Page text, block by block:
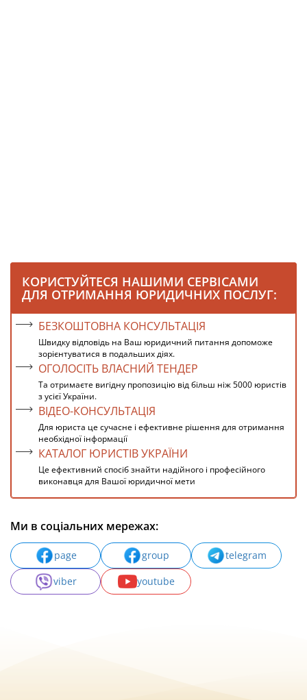
КОРИСТУЙТЕСЯ НАШИМИ СЕРВІСАМИ
ДЛЯ ОТРИМАННЯ ЮРИДИЧНИХ ПОСЛУГ:
БЕЗКОШТОВНА КОНСУЛЬТАЦІЯ
Швидку відповідь на Ваш юридичний питання допоможе
зорієнтуватися в подальших діях.
ОГОЛОСІТЬ ВЛАСНИЙ ТЕНДЕР
Та отримаєте вигідну пропозицію від більш ніж 5000 юристів
з усієї України.
ВІДЕО-КОНСУЛЬТАЦІЯ
Для юриста це сучасне і ефективне рішення для отримання
необхідної інформації
КАТАЛОГ ЮРИСТІВ УКРАЇНИ
Це ефективний спосіб знайти надійного і професійного
виконавця для Вашої юридичної мети
Ми в соціальних мережах:
page group
telegram
viber
youtube